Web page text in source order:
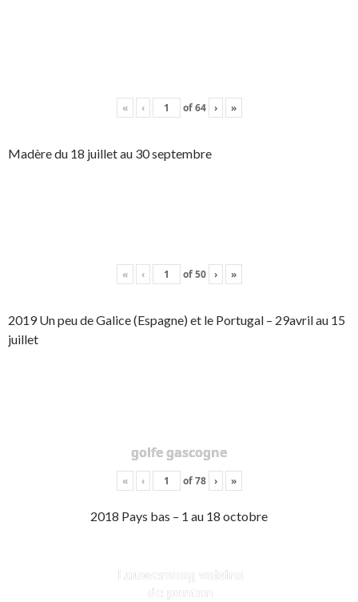
« ‹ of64 › »
Madère du 18 juillet au 30 septembre
« ‹ of50 › »
2019 Un peu de Galice (Espagne) et le Portugal – 29avril au 15
juillet
golfe gascogne
« ‹ of78 › »
2018 Pays bas – 1 au 18 octobre
Lauwersoog voisins
de ponton